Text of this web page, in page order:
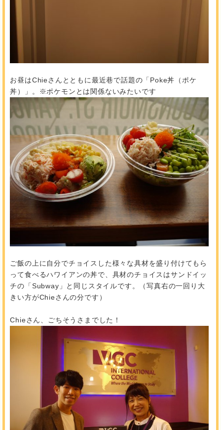
お昼はChieさんとともに最近巷で話題の「Poke丼（ポケ
丼）」。※ポケモンとは関係ないみたいです
ご飯の上に自分でチョイスした様々な具材を盛り付けてもら
って食べるハワイアンの丼で、具材のチョイスはサンドイッ
チの「Subway」と同じスタイルです。（写真右の一回り大
きい方がChieさんの分です）
Chieさん、ごちそうさまでした！